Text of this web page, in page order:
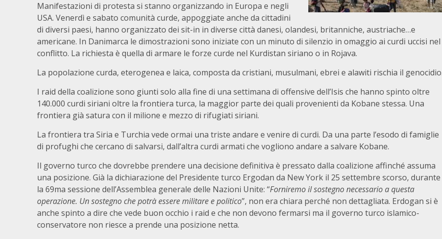
Manifestazioni di protesta si stanno organizzando in Europa e negli
USA. Venerdì e sabato comunità curde, appoggiate anche da cittadini
di diversi paesi, hanno organizzato dei sit-in in diverse città danesi, olandesi, britanniche, austriache…e
americane. In Danimarca le dimostrazioni sono iniziate con un minuto di silenzio in omaggio ai curdi uccisi nel
conflitto. La richiesta è quella di armare le forze curde nel Kurdistan siriano o in Rojava.
La popolazione curda, eterogenea e laica, composta da cristiani, musulmani, ebrei e alawiti rischia il
I raid della coalizione sono giunti solo alla fine di una settimana di offensive dell’Isis che hanno spinto oltre
140.000 curdi siriani oltre la frontiera turca, la maggior parte dei quali provenienti da Kobane stessa. Una
frontiera già satura con il milione e mezzo di rifugiati siriani.
La frontiera tra Siria e Turchia vede ormai una triste andare e venire di curdi. Da una parte l’esodo di famiglie
di profughi che cercano di salvarsi, dall’altra curdi armati che vogliono andare a salvare Kobane.
Il governo turco che dovrebbe prendere una decisione definitiva è pressato dalla coalizione affinché assuma
una posizione. Già la dichiarazione del Presidente turco Ergodan da New York il 25 settembre scorso, durante
la 69ma sessione dell’Assemblea generale delle Nazioni Unite: “Forniremo il sostegno necessario a questa
operazione. Un sostegno che potrà essere militare e politico”, non era chiara perché non dettagliata. Erdogan si è
anche spinto a dire che vede buon occhio i raid e che non devono fermarsi ma il governo turco islamico-
conservatore non riesce a prende una posizione netta.